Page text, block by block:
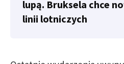
lupą. Bruksela chce
linii lotniczych